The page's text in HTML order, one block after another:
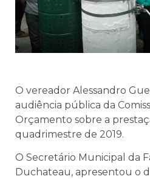
O vereador Alessandro
audiência pública da
Orçamento sobre a
quadrimestre de 2019.
O Secretário Municipal da
Duchateau, apresentou o